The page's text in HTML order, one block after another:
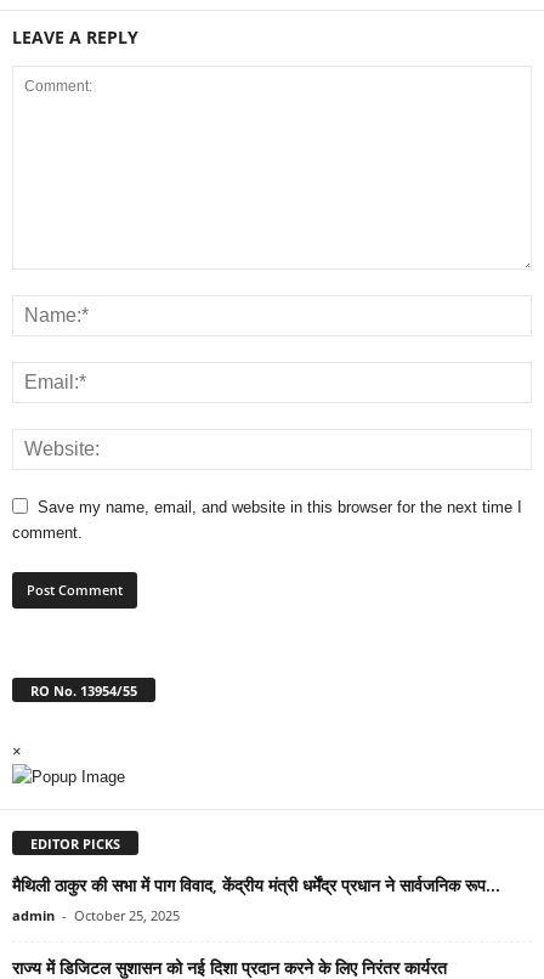
LEAVE A REPLY
Save my name, email, and website in this browser for the next time I
comment.
RO No. 13954/55
×
EDITOR PICKS
मैथिली ठाकुर की सभा में पाग विवाद, केंद्रीय मंत्री धर्मेंद्र प्रधान ने सार्वजनिक रूप...
admin - October 25, 2025
राज्य में डिजिटल सुशासन को नई दिशा प्रदान करने के लिए निरंतर कार्यरत